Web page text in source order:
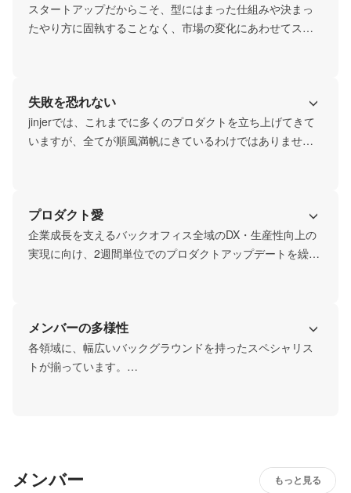
スタートアップだからこそ、型にはまった仕組みや決まっ
たやり方に固執することなく、市場の変化にあわせてスピ
して日々業務にあたっています。
失敗を恐れない
jinjerでは、これまでに多くのプロダクトを立ち上げてきて
いますが、全てが順風満帆にきているわけではありませ
プロダクト愛
企業成長を支えるバックオフィス全域のDX・生産性向上の
実現に向け、2週間単位でのプロダクトアップデートを繰り
「周年キャンペーン」を企画するなど、関わるメンバー全
員がプロダクトを大切にしています。
メンバーの多様性
各領域に、幅広いバックグラウンドを持ったスペシャリス
トが揃っています。
メンバー もっと見る